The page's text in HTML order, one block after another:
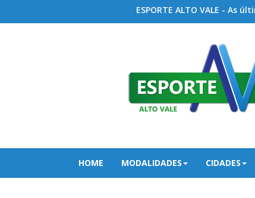
ESPORTE ALTO VALE -
HOME MODALIDADES CIDADES